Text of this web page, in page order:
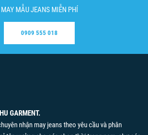
MAY MẪU JEANS MIỄN PHÍ
0909 555 018
GARMENT.
nhận may jeans theo yêu cầu và phân